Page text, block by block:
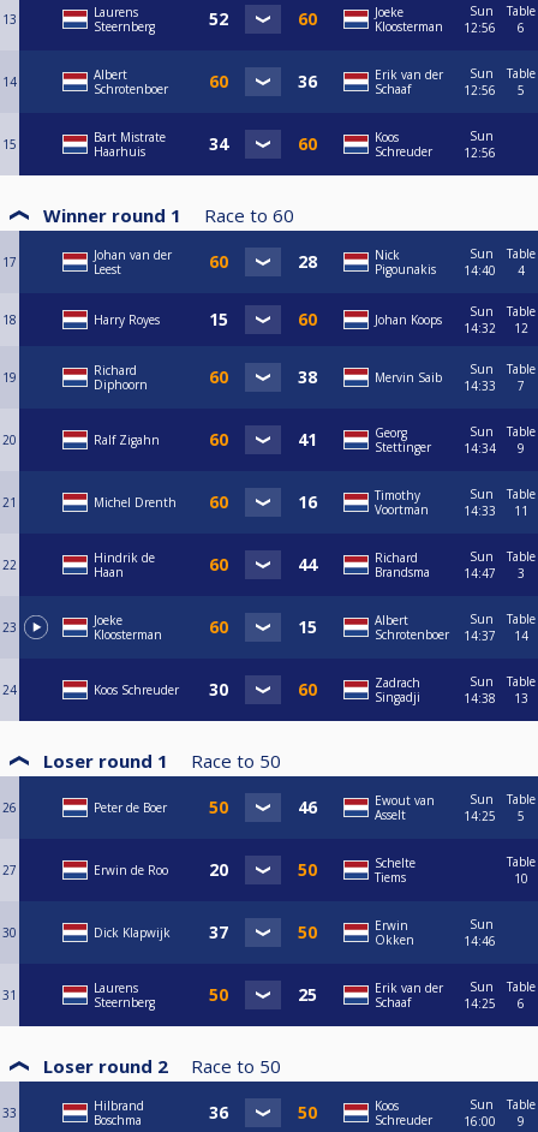
13
Laurens
Steernberg
Joeke
Kloosterman
Sun
12:56
Table
6
14
Albert
Schrotenboer
Erik van der
Schaaf
Sun
12:56
Table
5
15
Bart Mistrate
Haarhuis
Koos
Schreuder
Sun
12:56
Winner round 1 Race to 60
17
Johan van der
Leest
Nick
Pigounakis
Sun
14:40
Table
4
18 Harry Royes Johan Koops
Sun
14:32
Table
12
19
Richard
Diphoorn
Mervin Saib
Sun
14:33
Table
7
20 Ralf Zigahn
Georg
Stettinger
Sun
14:34
Table
9
21 Michel Drenth
Timothy
Voortman
Sun
14:33
Table
11
22
Hindrik de
Haan
Richard
Brandsma
Sun
14:47
Table
3
23
Joeke
Kloosterman
Albert
Schrotenboer
Sun
14:37
Table
14
24 Koos Schreuder
Zadrach
Singadji
Sun
14:38
Table
13
Loser round 1 Race to 50
26 Peter de Boer
Ewout van
Asselt
Sun
14:25
Table
5
27 Erwin de Roo
Schelte
Tiems
Table
10
30 Dick Klapwijk
Erwin
Okken
Sun
14:46
31
Laurens
Steernberg
Erik van der
Schaaf
Sun
14:25
Table
6
Loser round 2 Race to 50
33
Hilbrand
Boschma
Koos
Schreuder
Sun
16:00
Table
9